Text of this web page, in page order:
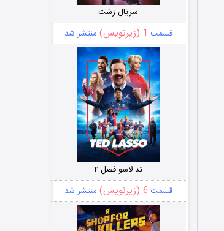
سریال زشت
قسمت 1 (زیرنویس) منتشر شد
تد لاسو فصل ۴
قسمت 6 (زیرنویس) منتشر شد